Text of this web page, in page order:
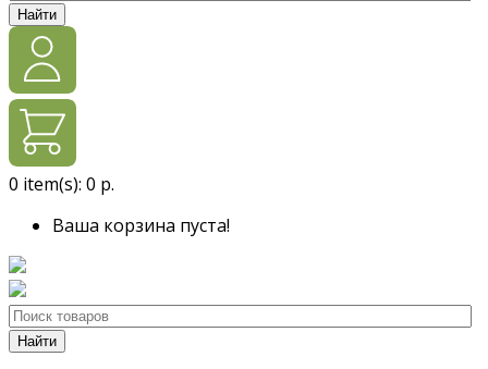
Найти
0 item(s): 0 р.
Ваша корзина пуста!
Найти